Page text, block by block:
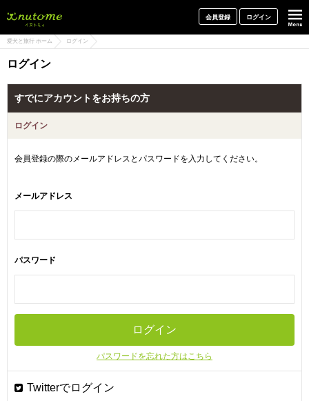
会員登録 ログイン
愛犬と旅行 ホーム ログイン
ログイン
すでにアカウントをお持ちの方
ログイン
会員登録の際のメールアドレスとパスワードを入力してください。
メールアドレス
パスワード
パスワードを忘れた方はこちら